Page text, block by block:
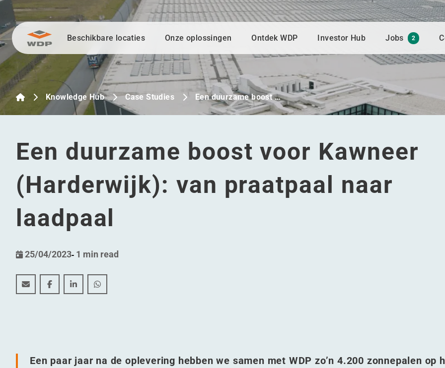
Ga naar inhoudBeschikbare locaties Onze oplossingen Ontdek WDP Investor Hub Jobs 2
Knowledge Hub Case Studies Een duurzame boost …
Een duurzame boost voor Kawneer
(Harderwijk): van praatpaal naar
laadpaal
25/04/2023- 1 min read
Een duurzame boost voor Kawneer (Harderwijk): van praatpaal naar laadpaal
Een duurzame boost voor Kawneer (Harderwijk): van praatpaal naar laadpaal
Een duurzame boost voor Kawneer (Harderwijk): van praatpaal naar laadpaal
Een duurzame boost voor Kawneer (Harderwijk): van praatpaal naar laadpaal
Een paar jaar na de oplevering hebben we samen met WDP zo’n 4.200 zonnepalen op